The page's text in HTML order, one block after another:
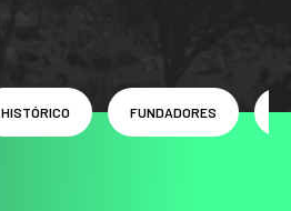
HISTÓRICO FUNDADORES